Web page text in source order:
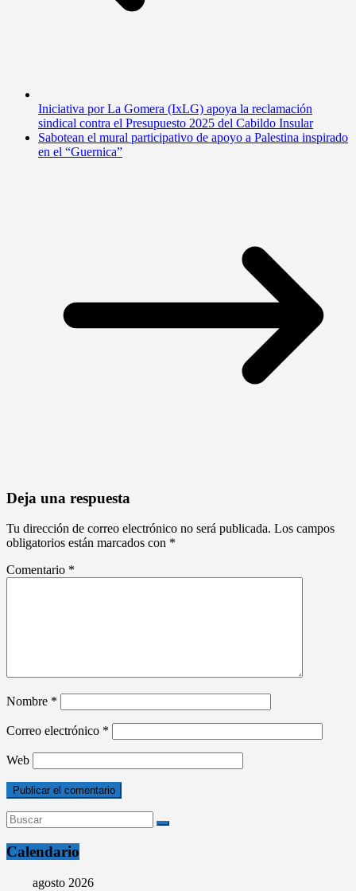
Iniciativa por La Gomera (IxLG) apoya la reclamación
sindical contra el Presupuesto 2025 del Cabildo Insular
Sabotean el mural participativo de apoyo a Palestina inspirado
en el “Guernica”
Deja una respuesta
Tu dirección de correo electrónico no será publicada. Los campos
obligatorios están marcados con *
Comentario *
Nombre *
Correo electrónico *
Web
Calendario
agosto 2026